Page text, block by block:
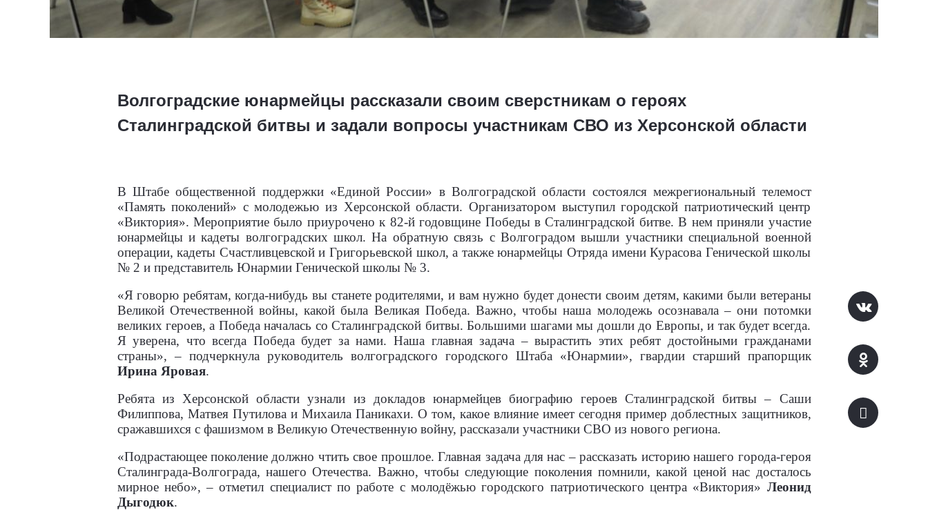
Волгоградские юнармейцы рассказали своим сверстникам о героях
Сталинградской битвы и задали вопросы участникам СВО из Херсонской области
В Штабе общественной поддержки «Единой России» в Волгоградской области состоялся межрегиональный телемост
«Память поколений» с молодежью из Херсонской области. Организатором выступил городской патриотический центр
«Виктория». Мероприятие было приурочено к 82-й годовщине Победы в Сталинградской битве. В нем приняли участие
юнармейцы и кадеты волгоградских школ. На обратную связь с Волгоградом вышли участники специальной военной
операции, кадеты Счастливцевской и Григорьевской школ, а также юнармейцы Отряда имени Курасова Генической школы
№ 2 и представитель Юнармии Генической школы № 3.
«Я говорю ребятам, когда-нибудь вы станете родителями, и вам нужно будет донести своим детям, какими были ветераны
Великой Отечественной войны, какой была Великая Победа. Важно, чтобы наша молодежь осознавала – они потомки
великих героев, а Победа началась со Сталинградской битвы. Большими шагами мы дошли до Европы, и так будет всегда.
Я уверена, что всегда Победа будет за нами. Наша главная задача – вырастить этих ребят достойными гражданами
страны», – подчеркнула руководитель волгоградского городского Штаба «Юнармии», гвардии старший прапорщик
Ирина Яровая.
Ребята из Херсонской области узнали из докладов юнармейцев биографию героев Сталинградской битвы – Саши
Филиппова, Матвея Путилова и Михаила Паникахи. О том, какое влияние имеет сегодня пример доблестных защитников,
сражавшихся с фашизмом в Великую Отечественную войну, рассказали участники СВО из нового региона.
«Подрастающее поколение должно чтить свое прошлое. Главная задача для нас – рассказать историю нашего города-героя
Сталинграда-Волгограда, нашего Отечества. Важно, чтобы следующие поколения помнили, какой ценой нас досталось
мирное небо», – отметил специалист по работе с молодёжью городского патриотического центра «Виктория» Леонид
Дыгодюк.